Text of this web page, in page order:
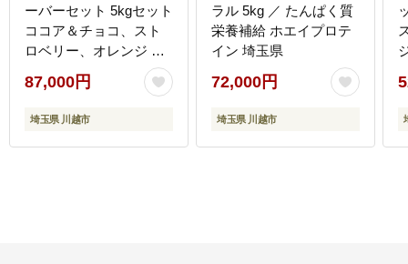
ーバーセット 5kgセット
ココア＆チョコ、スト
ロベリー、オレンジ 、
キャラメル、カフェオ
レ 計5kg ／ たんぱく質
栄養補給 ホエイプロテ
87,000円
埼玉県 川越市
ラル 5kg ／ たんぱく質
栄養補給 ホエイプロテ
イン 埼玉県
72,000円
埼玉県 川越市